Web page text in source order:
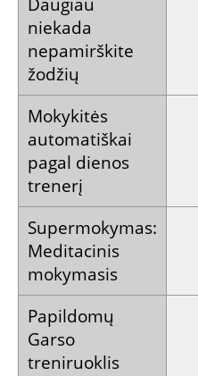
niekada
nepamirškite
žodžių
Mokykitės
automatiškai
pagal dienos
trenerį
Supermokymas:
Meditacinis
mokymasis
Papildomų
Garso
treniruoklis